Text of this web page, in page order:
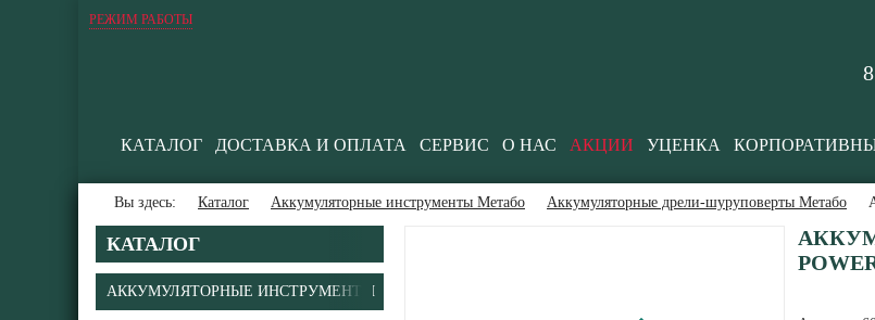
РЕЖИМ РАБОТЫ
КАТАЛОГ ДОСТАВКА И ОПЛАТА СЕРВИС О НАС АКЦИИ УЦЕНКА
Вы здесь: Каталог Аккумуляторные инструменты Метабо Аккумуляторные дрели-шуруповерты Метабо
КАТАЛОГ
АККУМУЛЯТОРНЫЕ ИНСТРУМЕНТЫ